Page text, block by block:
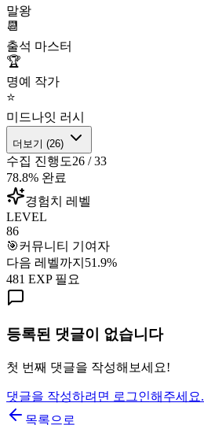
말왕
📆
출석 마스터
🏆
명예 작가
⭐
미드나잇 러시
더보기 (26)
수집 진행도26 /33
78.8% 완료
경험치 레벨
LEVEL
86
🎯커뮤니티 기여자
다음 레벨까지 51.9%
481 EXP 필요
등록된 댓글이 없습니다
첫 번째 댓글을 작성해보세요!
댓글을 작성하려면 로그인해주세요.
목록으로